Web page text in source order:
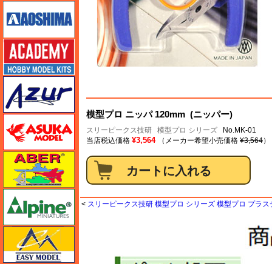
模型プロ ニッパ 120mm (ニッパー)
スリーピークス技研 模型プロ シリーズ No.MK-01
当店税込価格 ¥3,564 （メーカー希望小売価格 ¥3,564）
< スリーピークス技研 模型プロ シリーズ 模型プロ プラ
アオシマ
アカデミー
アスカモデル
アベール